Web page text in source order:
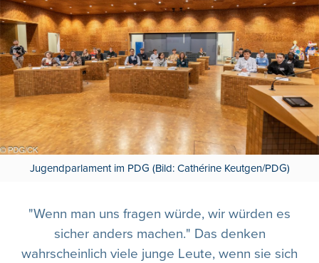
Jugendparlament im PDG (Bild: Cathérine Keutgen/PDG)
"Wenn man uns fragen würde, wir würden es
sicher anders machen." Das denken
wahrscheinlich viele junge Leute, wenn sie sich